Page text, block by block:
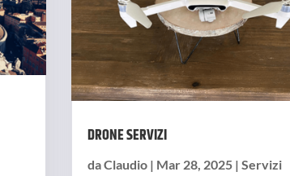
DRONE SERVIZI
daClaudio| Mar 28, 2025| Servizi